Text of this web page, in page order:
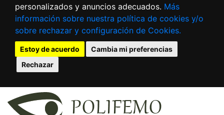
personalizados y anuncios adecuados. Más
información sobre nuestra política de cookies y/o
sobre rechazar y configuración de Cookies.
Estoy de acuerdo
Cambia mi preferencias
Rechazar